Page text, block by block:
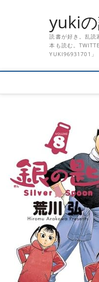
yuki
読書が好き。乱読
本も読む。
YUKI96931701」